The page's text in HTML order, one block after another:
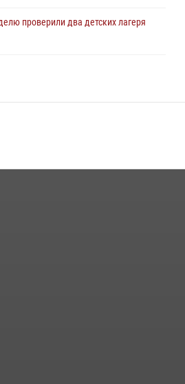
проверили два детских лагеря
дебош в орловском кафе